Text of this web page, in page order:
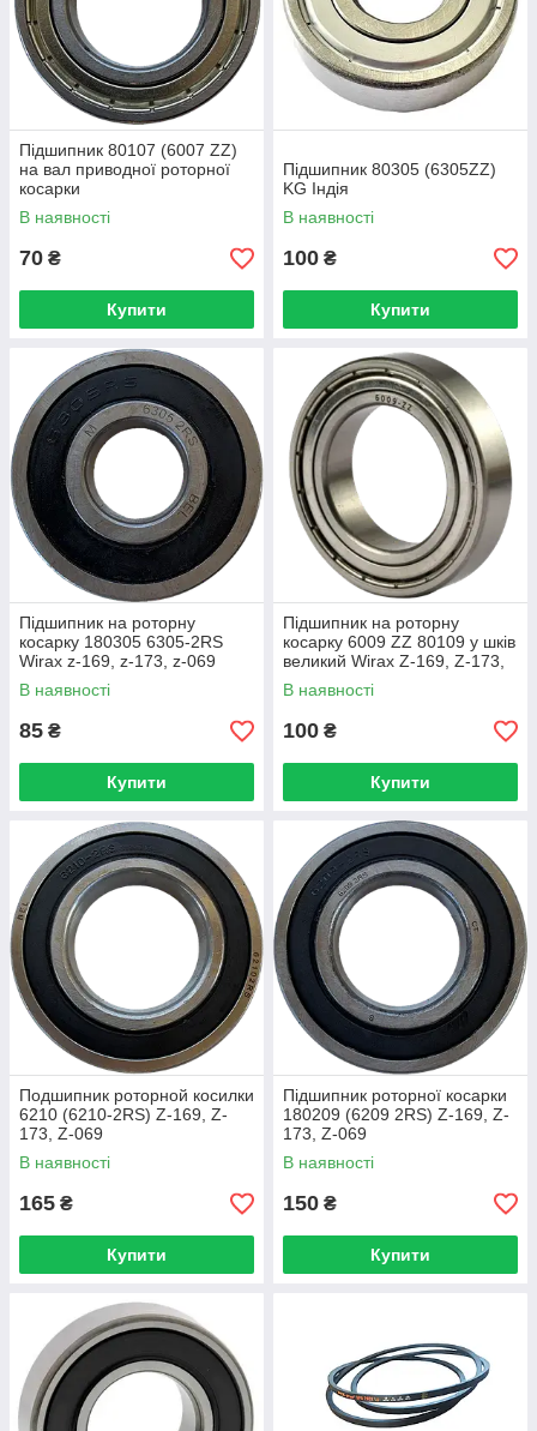
Підшипник 80107 (6007 ZZ)
на вал приводної роторної
косарки
В наявності
70 ₴
Купити
Підшипник 80305 (6305ZZ)
KG Індія
В наявності
100 ₴
Купити
Підшипник на роторну
косарку 180305 6305-2RS
Wirax z-169, z-173, z-069
В наявності
85 ₴
Купити
Підшипник на роторну
косарку 6009 ZZ 80109 у шків
великий Wirax Z-169, Z-173,
Z-069
В наявності
100 ₴
Купити
Подшипник роторной косилки
6210 (6210-2RS) Z-169, Z-
173, Z-069
В наявності
165 ₴
Купити
Підшипник роторної косарки
180209 (6209 2RS) Z-169, Z-
173, Z-069
В наявності
150 ₴
Купити